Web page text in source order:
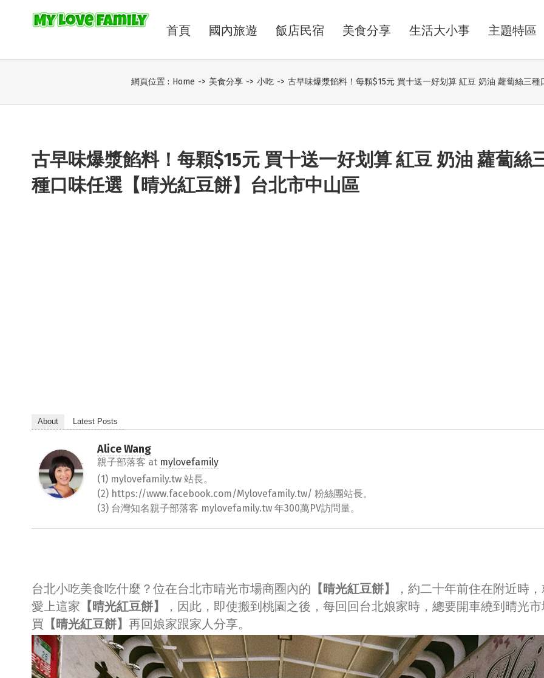
首頁 國內旅遊 飯店民宿 美食分享 生活大小事 主題特區
網頁位置 : Home -> 美食分享 -> 小吃 -> 古早味爆漿餡料！每顆$15元 買十送一好划算 紅豆 奶油 蘿蔔絲三
古早味爆漿餡料！每顆$15元 買十送一好划算 紅豆 奶油 蘿蔔絲
種口味任選【晴光紅豆餅】台北市中山區
About Latest Posts
Alice Wang
親子部落客 at mylovefamily
(1) mylovefamily.tw 站長。
(2) https://www.facebook.com/Mylovefamily.tw/ 粉絲團站長。
(3) 台灣知名親子部落客 mylovefamily.tw 年300萬PV訪問量。
台北小吃美食吃什麼？位在台北市晴光市場商圈內的 【晴光紅豆餅】
，約二十年前住在附近時
愛上這家 【晴光紅豆餅】
，因此，即使搬到桃園之後，每回回台北娘家時，總要開車繞到晴光
買 【晴光紅豆餅】 再回娘家跟家人分享。